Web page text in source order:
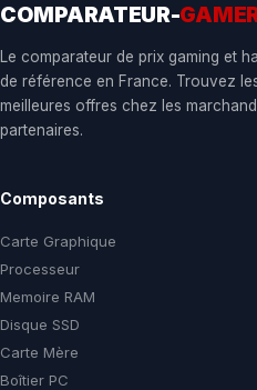
COMPARATEUR-
Le comparateur de prix gaming et
de référence en France. Trouvez
meilleures offres chez les
partenaires.
Composants
Carte Graphique
Processeur
Memoire RAM
Disque SSD
Carte Mère
Boîtier PC